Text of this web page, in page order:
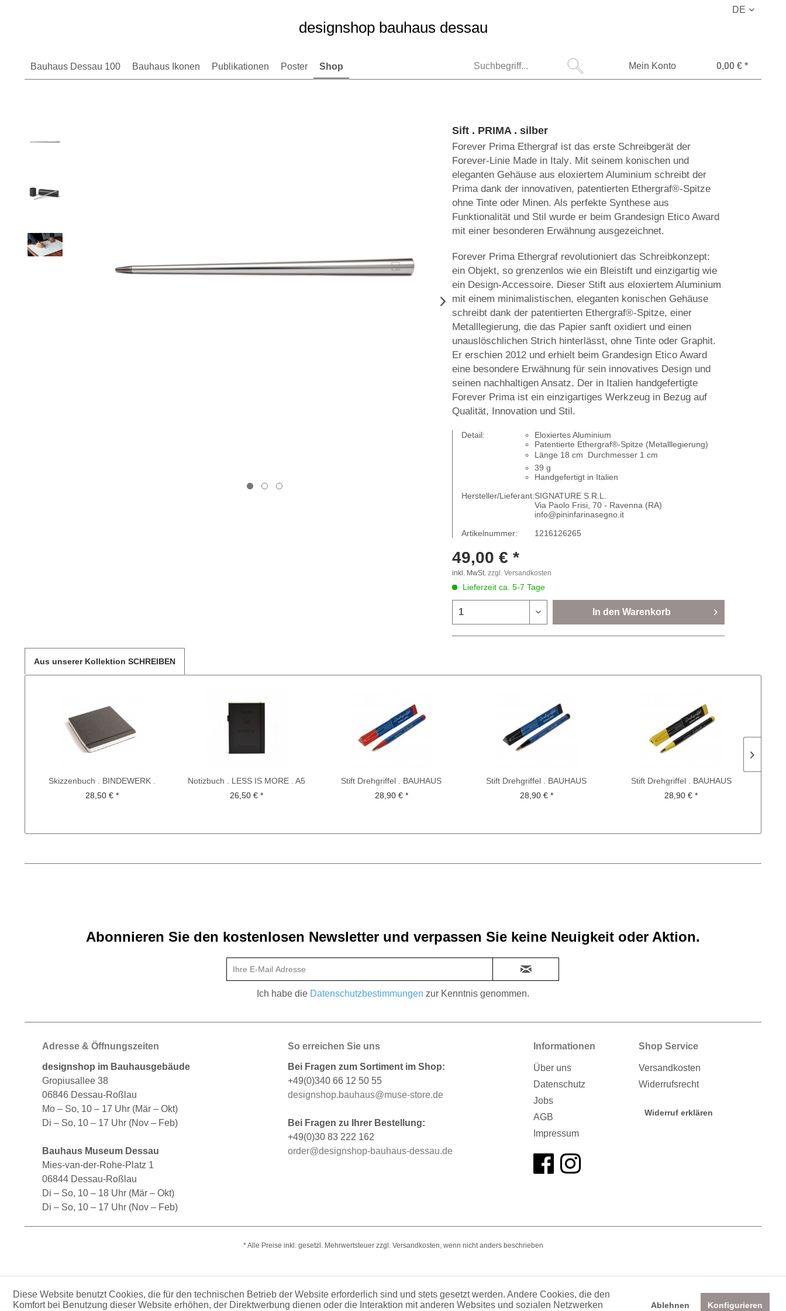
DE
designshop bauhaus dessau
Bauhaus Dessau 100 Bauhaus Ikonen Publikationen Poster Shop Mein Konto 0,00 € *
Sift . PRIMA . silber
Forever Prima Ethergraf ist das erste Schreibgerät der
Forever-Linie Made in Italy. Mit seinem konischen und
eleganten Gehäuse aus eloxiertem Aluminium schreibt der
Prima dank der innovativen, patentierten Ethergraf®-Spitze
ohne Tinte oder Minen. Als perfekte Synthese aus
Funktionalität und Stil wurde er beim Grandesign Etico Award
mit einer besonderen Erwähnung ausgezeichnet.
Forever Prima Ethergraf revolutioniert das Schreibkonzept:
ein Objekt, so grenzenlos wie ein Bleistift und einzigartig wie
ein Design-Accessoire. Dieser Stift aus eloxiertem Aluminium
mit einem minimalistischen, eleganten konischen Gehäuse
schreibt dank der patentierten Ethergraf®-Spitze, einer
Metalllegierung, die das Papier sanft oxidiert und einen
unauslöschlichen Strich hinterlässt, ohne Tinte oder Graphit.
Er erschien 2012 und erhielt beim Grandesign Etico Award
eine besondere Erwähnung für sein innovatives Design und
seinen nachhaltigen Ansatz. Der in Italien handgefertigte
Forever Prima ist ein einzigartiges Werkzeug in Bezug auf
Qualität, Innovation und Stil.
Detail:
Eloxiertes Aluminium
Patentierte Ethergraf®-Spitze (Metalllegierung)
Länge 18 cm  Durchmesser 1 cm
39 g
Handgefertigt in Italien
Hersteller/Lieferant:SIGNATURE S.R.L.
Via Paolo Frisi, 70 - Ravenna (RA)
info@pininfarinasegno.it
Artikelnummer:
1216126265
49,00 € *
inkl. MwSt. zzgl. Versandkosten
Lieferzeit ca. 5-7 Tage
In den Warenkorb
Aus unserer Kollektion SCHREIBEN
Skizzenbuch . BINDEWERK .
Quadrat
28,50 € *
Notizbuch . LESS IS MORE . A5
26,50 € *
Stift Drehgriffel . BAUHAUS
EDITION . Nr.1...
28,90 € *
Stift Drehgriffel . BAUHAUS
EDITION . Nr.1...
28,90 € *
Stift Drehgriffel . BAUHAUS
EDITION . Nr.1...
28,90 € *
Abonnieren Sie den kostenlosen Newsletter und verpassen Sie keine Neuigkeit oder Aktion.
Ich habe die Datenschutzbestimmungen zur Kenntnis genommen.
Adresse & Öffnungszeiten
designshop im Bauhausgebäude
Gropiusallee 38
06846 Dessau-Roßlau
Mo – So, 10 – 17 Uhr (Mär – Okt)
Di – So, 10 – 17 Uhr (Nov – Feb)
Bauhaus Museum Dessau
Mies-van-der-Rohe-Platz 1
06844 Dessau-Roßlau
Di – So, 10 – 18 Uhr (Mär – Okt)
Di – So, 10 – 17 Uhr (Nov – Feb)
So erreichen Sie uns
Bei Fragen zum Sortiment im Shop:
+49(0)340 66 12 50 55
designshop.bauhaus@muse-store.de
Bei Fragen zu Ihrer Bestellung:
+49(0)30 83 222 162
order@designshop-bauhaus-dessau.de
Informationen
Über uns
Datenschutz
Jobs
AGB
Impressum
Shop Service
Versandkosten
Widerrufsrecht
Widerruf erklären
* Alle Preise inkl. gesetzl. Mehrwertsteuer zzgl. Versandkosten, wenn nicht anders beschrieben
Diese Website benutzt Cookies, die für den technischen Betrieb der Website erforderlich sind und stets gesetzt werden. Andere Cookies, die den
Komfort bei Benutzung dieser Website erhöhen, der Direktwerbung dienen oder die Interaktion mit anderen Websites und sozialen Netzwerken
Ablehnen Konfigurieren